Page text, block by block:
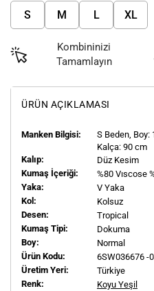
S M L XL
Kombininizi
Tamamlayın
ÜRÜN AÇIKLAMASI
Manken Bilgisi: S Beden, Boy:
Kalça: 90 cm
Kalıp:
Düz Kesim
Kumaş İçeriği:
%80 Vıscose
Yaka:
V Yaka
Kol:
Kolsuz
Desen:
Tropical
Kumaş Tipi:
Dokuma
Boy:
Normal
Ürün Kodu:
6SW036676 -
Üretim Yeri:
Türkiye
Renk:
Koyu Yeşil